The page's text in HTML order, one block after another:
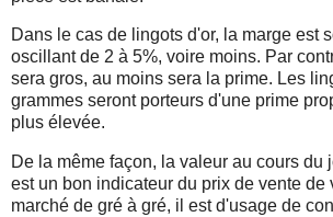
Dans le cas de lingots d'or, la marge est
oscillant de 2 à 5%, voire moins. Par
sera gros, au moins sera la prime. Les
grammes seront porteurs d'une prime
plus élevée.
De la même façon, la valeur au cours du
est un bon indicateur du prix de vente de
marché de gré à gré, il est d'usage de